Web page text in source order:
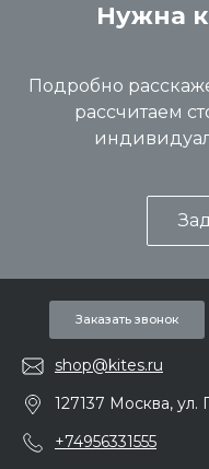
Нужна
Подробно
рассчитаем
Заказать звонок
shop@kites.ru
127137 Москва, ул.
+74956331555